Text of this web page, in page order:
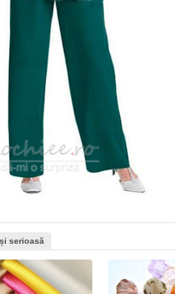
serioasă